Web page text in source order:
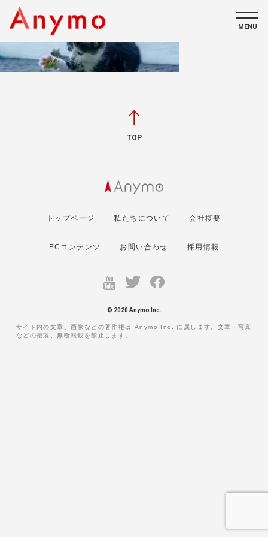
私たちについて
MENU
TOP
トップページ 私たちについて 会社概要
ECコンテンツ お問い合わせ 採用情報
© 2020 Anymo Inc.
サイト内の文章、画像などの著作権は Anymo Inc. に属します。文章・写真
などの複製、無断転載を禁止します。